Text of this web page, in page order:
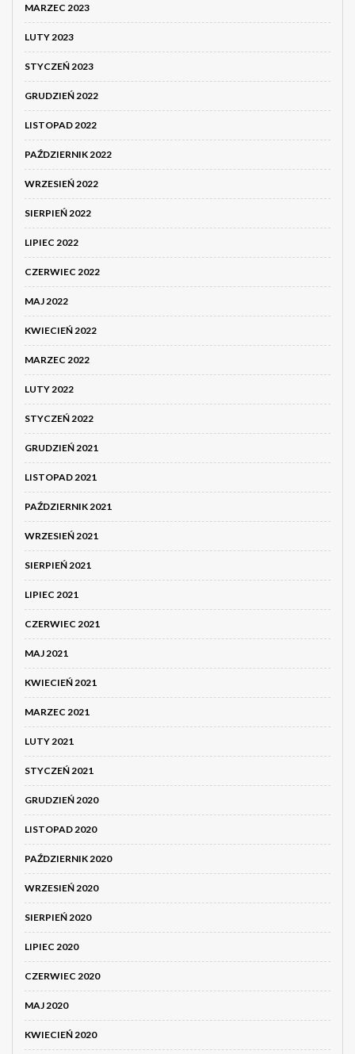
MARZEC 2023
LUTY 2023
STYCZEŃ 2023
GRUDZIEŃ 2022
LISTOPAD 2022
PAŹDZIERNIK 2022
WRZESIEŃ 2022
SIERPIEŃ 2022
LIPIEC 2022
CZERWIEC 2022
MAJ 2022
KWIECIEŃ 2022
MARZEC 2022
LUTY 2022
STYCZEŃ 2022
GRUDZIEŃ 2021
LISTOPAD 2021
PAŹDZIERNIK 2021
WRZESIEŃ 2021
SIERPIEŃ 2021
LIPIEC 2021
CZERWIEC 2021
MAJ 2021
KWIECIEŃ 2021
MARZEC 2021
LUTY 2021
STYCZEŃ 2021
GRUDZIEŃ 2020
LISTOPAD 2020
PAŹDZIERNIK 2020
WRZESIEŃ 2020
SIERPIEŃ 2020
LIPIEC 2020
CZERWIEC 2020
MAJ 2020
KWIECIEŃ 2020